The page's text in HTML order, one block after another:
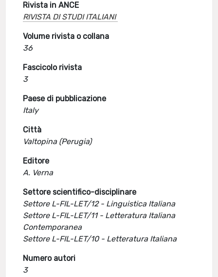
Rivista in ANCE
RIVISTA DI STUDI ITALIANI
Volume rivista o collana
36
Fascicolo rivista
3
Paese di pubblicazione
Italy
Città
Valtopina (Perugia)
Editore
A. Verna
Settore scientifico-disciplinare
Settore L-FIL-LET/12 - Linguistica Italiana
Settore L-FIL-LET/11 - Letteratura Italiana
Contemporanea
Settore L-FIL-LET/10 - Letteratura Italiana
Numero autori
3